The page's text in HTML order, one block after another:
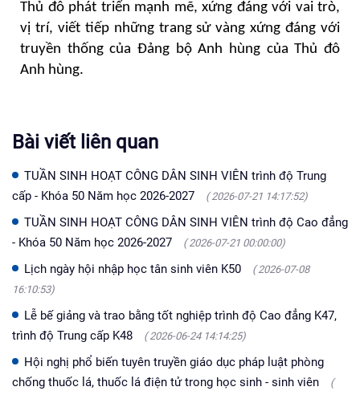
Thủ đô phát triển mạnh mẽ, xứng đáng với vai trò,
vị trí, viết tiếp những trang sử vàng xứng đáng với
truyền thống của Đảng bộ Anh hùng của Thủ đô
Anh hùng.
Bài viết liên quan
TUẦN SINH HOẠT CÔNG DÂN SINH VIÊN trình độ Trung
cấp - Khóa 50 Năm học 2026-2027
( 2026-07-21 14:17:52)
TUẦN SINH HOẠT CÔNG DÂN SINH VIÊN trình độ Cao đẳng
- Khóa 50 Năm học 2026-2027
( 2026-07-21 00:00:00)
Lịch ngày hội nhập học tân sinh viên K50
( 2026-07-08
16:10:53)
Lễ bế giảng và trao bằng tốt nghiệp trình độ Cao đẳng K47,
trình độ Trung cấp K48
( 2026-06-24 14:14:25)
Hội nghị phổ biến tuyên truyền giáo dục pháp luật phòng
chống thuốc lá, thuốc lá điện tử trong học sinh - sinh viên
(